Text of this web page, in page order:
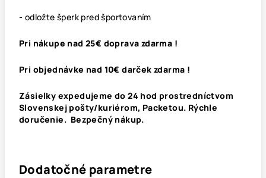
- odložte šperk pred športovaním
Pri nákupe nad 25€ doprava zdarma !
Pri objednávke nad 10€ darček zdarma !
Zásielky expedujeme do 24 hod prostredníctvom
Slovenskej pošty/kuriérom, Packetou. Rýchle
doručenie. Bezpečný nákup.
Dodatočné parametre